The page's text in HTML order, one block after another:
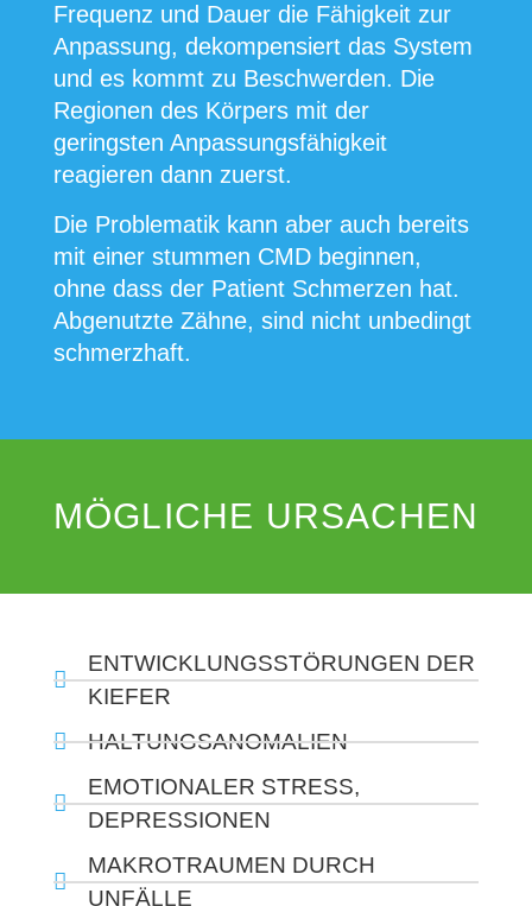
Frequenz und Dauer die Fähigkeit zur
Anpassung, dekompensiert das System
und es kommt zu Beschwerden. Die
Regionen des Körpers mit der
geringsten Anpassungsfähigkeit
reagieren dann zuerst.
Die Problematik kann aber auch bereits
mit einer stummen CMD beginnen,
ohne dass der Patient Schmerzen hat.
Abgenutzte Zähne, sind nicht unbedingt
schmerzhaft.
MÖGLICHE URSACHEN
ENTWICKLUNGSSTÖRUNGEN DER
KIEFER
HALTUNGSANOMALIEN
EMOTIONALER STRESS,
DEPRESSIONEN
MAKROTRAUMEN DURCH
UNFÄLLE